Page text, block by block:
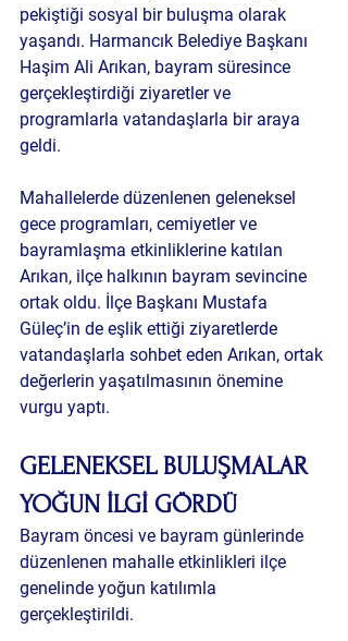
pekiştiği sosyal bir buluşma olarak
yaşandı. Harmancık Belediye Başkanı
Haşim Ali Arıkan, bayram süresince
gerçekleştirdiği ziyaretler ve
programlarla vatandaşlarla bir araya
geldi.
Mahallelerde düzenlenen geleneksel
gece programları, cemiyetler ve
bayramlaşma etkinliklerine katılan
Arıkan, ilçe halkının bayram sevincine
ortak oldu. İlçe Başkanı Mustafa
Güleç’in de eşlik ettiği ziyaretlerde
vatandaşlarla sohbet eden Arıkan, ortak
değerlerin yaşatılmasının önemine
vurgu yaptı.
GELENEKSEL BULUŞMALAR
YOĞUN İLGİ GÖRDÜ
Bayram öncesi ve bayram günlerinde
düzenlenen mahalle etkinlikleri ilçe
genelinde yoğun katılımla
gerçekleştirildi.